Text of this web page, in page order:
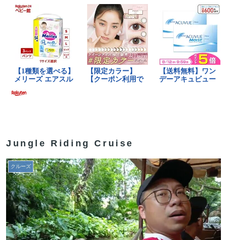
Jungle Riding Cruise
クルーズ